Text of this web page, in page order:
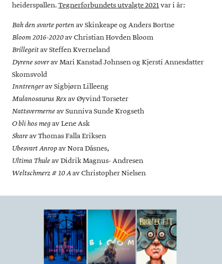
heiderspallen. Tegnerforbundets utvalgte 2021var i år:
Bak den svarte portenav Skinkeape og Anders Bortne
Bloom 2016-2020av Christian Hovden Bloom
Brillegeitav Steffen Kverneland
Dyrene soverav Mari Kanstad Johnsen og Kjersti Annesdatter
Skomsvold
Inntrengerav Sigbjørn Lilleeng
Mulanosaurus Rexav Øyvind Torseter
Nattsvermerneav Sunniva Sunde Krogseth
O bli hos megav Lene Ask
Skareav Thomas Falla Eriksen
Ubesvart Anropav Nora Dåsnes,
Ultima Thuleav Didrik Magnus- Andresen
Weltschmerz # 10 Aav Christopher Nielsen